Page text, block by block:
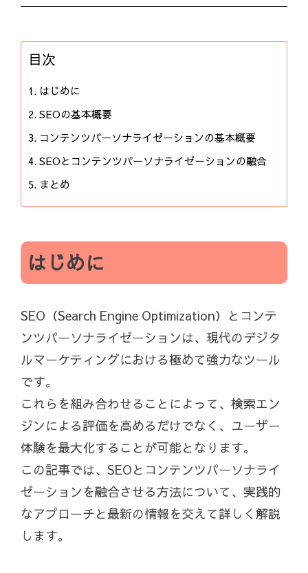
目次
はじめに
SEOの基本概要
コンテンツパーソナライゼーションの基本概要
SEOとコンテンツパーソナライゼーションの融合
まとめ
はじめに
SEO（Search Engine Optimization）とコンテ
ンツパーソナライゼーションは、現代のデジタ
ルマーケティングにおける極めて強力なツール
です。
これらを組み合わせることによって、検索エン
ジンによる評価を高めるだけでなく、ユーザー
体験を最大化することが可能となります。
この記事では、SEOとコンテンツパーソナライ
ゼーションを融合させる方法について、実践的
なアプローチと最新の情報を交えて詳しく解説
します。